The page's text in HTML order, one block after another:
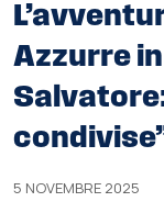
Azzurre
5 NOVEMBRE 2025